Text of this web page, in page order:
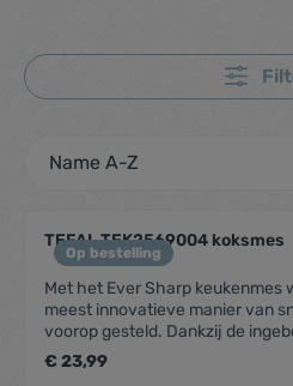
Op bestelling
TEFAL TEK2569004 koksmes
Met het Ever Sharp keukenmes
meest innovatieve manier van
voorop gesteld. Dankzij de
slijptechnologie wordt het
elk gebruik perfect
€ 23,99